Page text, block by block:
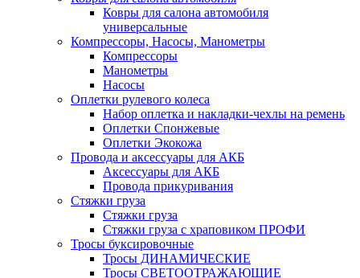
Ковры для салона автомобиля
универсальные
Компрессоры, Насосы, Манометры
Компрессоры
Манометры
Насосы
Оплетки рулевого колеса
Набор оплетка и накладки-чехлы на ремень
Оплетки Спонжевые
Оплетки Экокожа
Провода и аксессуары для АКБ
Аксессуары для АКБ
Провода прикуривания
Стяжки груза
Стяжки груза
Стяжки груза с храповиком ПРОФИ
Тросы буксировочные
Тросы ДИНАМИЧЕСКИЕ
Тросы СВЕТООТРАЖАЮЩИЕ